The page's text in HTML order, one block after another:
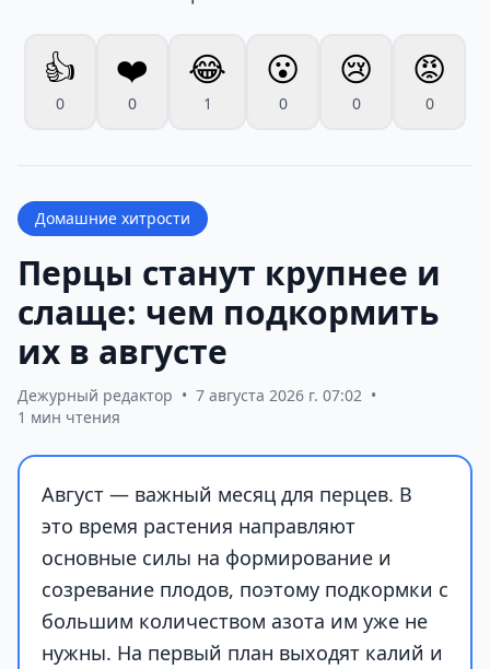
👍
0
❤️
0
😂
1
😮
0
😢
0
😡
0
Домашние хитрости
Перцы станут крупнее и
слаще: чем подкормить
их в августе
Дежурный редактор • 7 августа 2026 г. 07:02 •
1 мин чтения
Август — важный месяц для перцев. В
это время растения направляют
основные силы на формирование и
созревание плодов, поэтому подкормки с
большим количеством азота им уже не
нужны. На первый план выходят калий и